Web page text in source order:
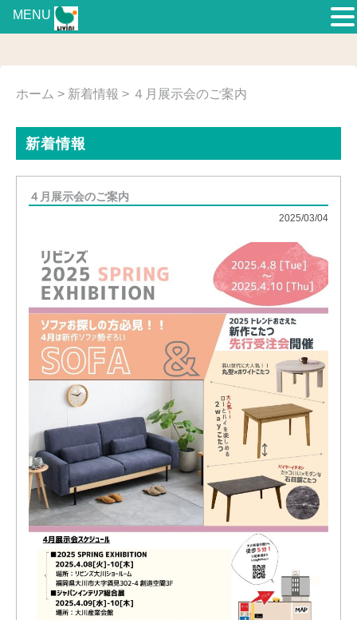
ホーム > 新着情報 > ４月展示会のご案内
新着情報
４月展示会のご案内
2025/03/04
MENU